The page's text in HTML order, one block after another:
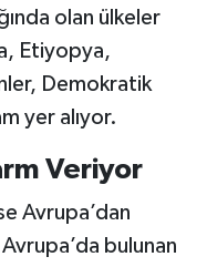
olan ülkeler
Etiyopya,
Demokratik
yer alıyor.
Veriyor
Avrupa’dan
bulunan